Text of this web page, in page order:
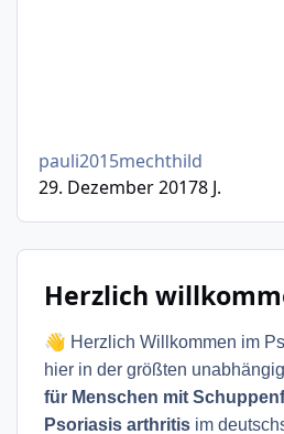
pauli2015mechthild
29. Dezember 20178 J.
Herzlich
👋 Herzlich Willkommen im
hier in der größten
für Menschen mit
Psoriasis arthritis im